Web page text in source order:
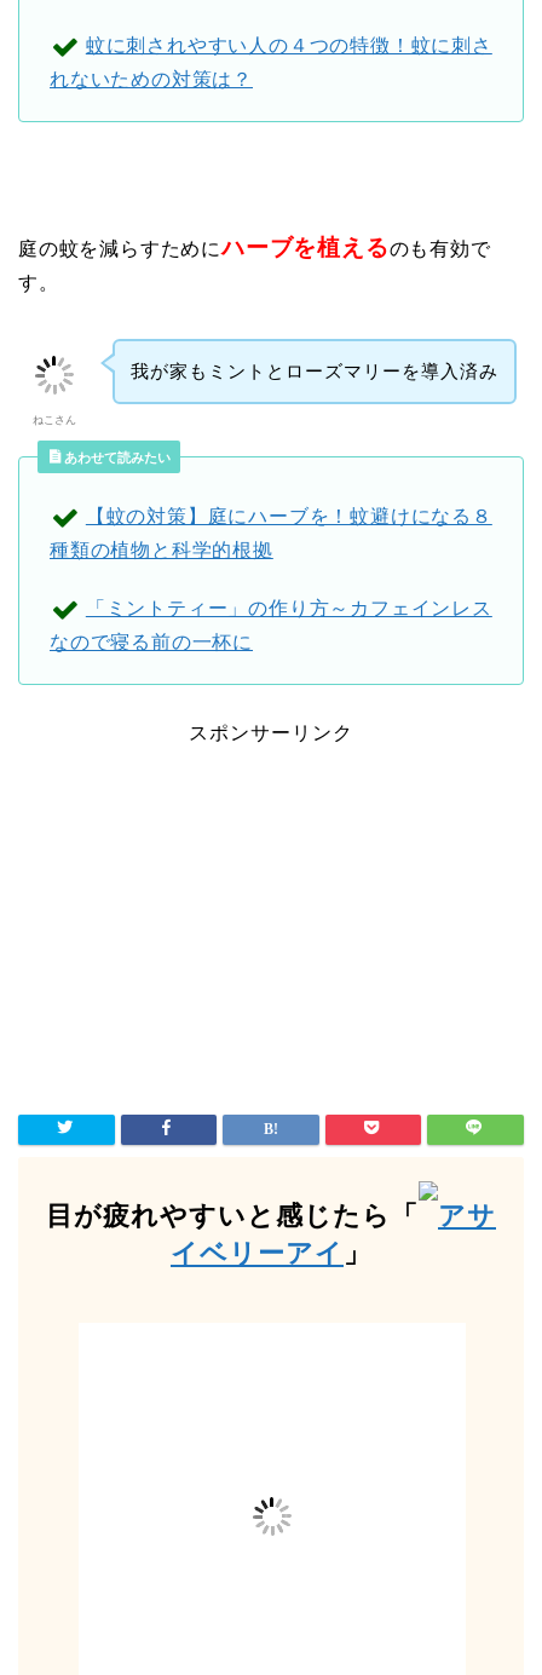
蚊に刺されやすい人の４つの特徴！蚊に刺さ
れないための対策は？
庭の蚊を減らすためにハーブを植えるのも有効で
す。
ねこさん
我が家もミントとローズマリーを導入済み
あわせて読みたい
【蚊の対策】庭にハーブを！蚊避けになる８
種類の植物と科学的根拠
「ミントティー」の作り方～カフェインレス
なので寝る前の一杯に
スポンサーリンク
目が疲れやすいと感じたら「
アサ
イベリーアイ 」